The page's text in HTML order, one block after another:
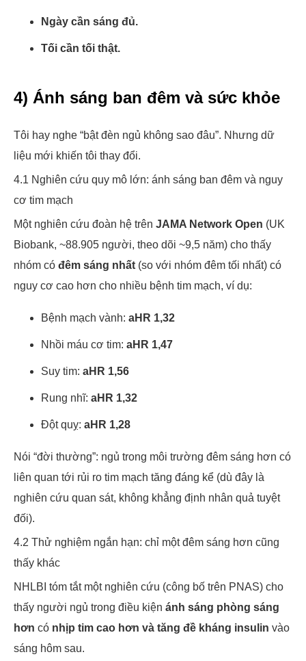
Ngày cần sáng đủ.
Tối cần tối thật.
4) Ánh sáng ban đêm và sức khỏe
Tôi hay nghe “bật đèn ngủ không sao đâu”. Nhưng dữ
liệu mới khiến tôi thay đổi.
4.1 Nghiên cứu quy mô lớn: ánh sáng ban đêm và nguy
cơ tim mạch
Một nghiên cứu đoàn hệ trên JAMA Network Open (UK
Biobank, ~88.905 người, theo dõi ~9,5 năm) cho thấy
nhóm có đêm sáng nhất (so với nhóm đêm tối nhất) có
nguy cơ cao hơn cho nhiều bệnh tim mạch, ví dụ:
Bệnh mạch vành: aHR 1,32
Nhồi máu cơ tim: aHR 1,47
Suy tim: aHR 1,56
Rung nhĩ: aHR 1,32
Đột quỵ: aHR 1,28
Nói “đời thường”: ngủ trong môi trường đêm sáng hơn có
liên quan tới rủi ro tim mạch tăng đáng kể (dù đây là
nghiên cứu quan sát, không khẳng định nhân quả tuyệt
đối).
4.2 Thử nghiệm ngắn hạn: chỉ một đêm sáng hơn cũng
thấy khác
NHLBI tóm tắt một nghiên cứu (công bố trên PNAS) cho
thấy người ngủ trong điều kiện ánh sáng phòng sáng
hơn có nhịp tim cao hơn và tăng đề kháng insulin vào
sáng hôm sau.